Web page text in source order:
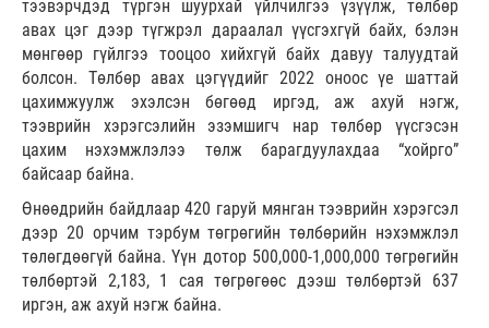
тээвэрчдэд түргэн шуурхай үйлчилгээ үзүүлж, төлбөр
авах цэг дээр түгжрэл дараалал үүсгэхгүй байх, бэлэн
мөнгөөр гүйлгээ тооцоо хийхгүй байх давуу талуудтай
болсон. Төлбөр авах цэгүүдийг 2022 оноос үе шаттай
цахимжуулж эхэлсэн бөгөөд иргэд, аж ахуй нэгж,
тээврийн хэрэгсэлийн эзэмшигч нар төлбөр үүсгэсэн
цахим нэхэмжлэлээ төлж барагдуулахдаа “хойрго”
байсаар байна.
Өнөөдрийн байдлаар 420 гаруй мянган тээврийн хэрэгсэл
дээр 20 орчим тэрбум төгрөгийн төлбөрийн нэхэмжлэл
төлөгдөөгүй байна. Үүн дотор 500,000-1,000,000 төгрөгийн
төлбөртэй 2,183, 1 сая төгрөгөөс дээш төлбөртэй 637
иргэн, аж ахуй нэгж байна.